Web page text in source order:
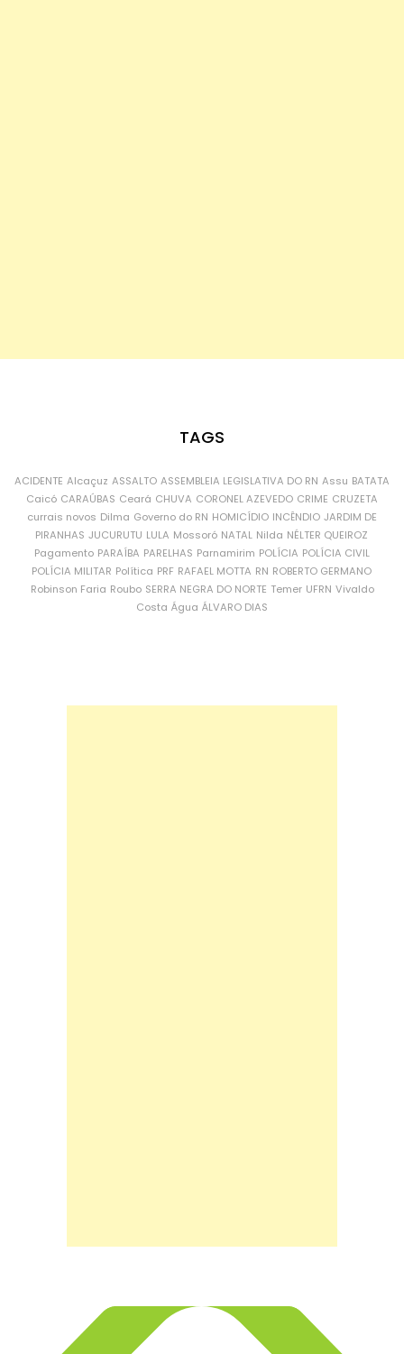
TAGS
ACIDENTE Alcaçuz ASSALTO ASSEMBLEIA LEGISLATIVA DO RN Assu BATATA
Caicó CARAÚBAS Ceará CHUVA CORONEL AZEVEDO CRIME CRUZETA
currais novos Dilma Governo do RN HOMICÍDIO INCÊNDIO JARDIM DE
PIRANHAS JUCURUTU LULA Mossoró NATAL Nilda NÉLTER QUEIROZ
Pagamento PARAÍBA PARELHAS Parnamirim POLÍCIA POLÍCIA CIVIL
POLÍCIA MILITAR Política PRF RAFAEL MOTTA RN ROBERTO GERMANO
Robinson Faria Roubo SERRA NEGRA DO NORTE Temer UFRN Vivaldo
Costa Água ÁLVARO DIAS